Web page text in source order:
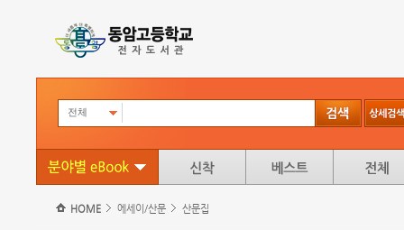
전체
HOME 에세이/산문 산문집